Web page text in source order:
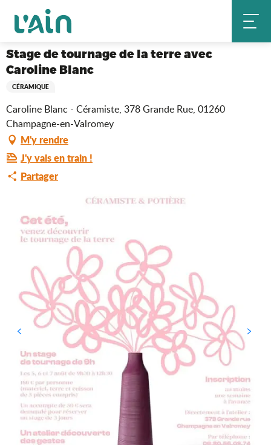
contenu
principal
Accueil Stage de tournage de la terre avec Caroline Blanc
Stage de tournage de la terre avec
Caroline Blanc
CÉRAMIQUE
Caroline Blanc - Céramiste, 378 Grande Rue, 01260
Champagne-en-Valromey
M'y rendre
J'y vais en train !
Partager